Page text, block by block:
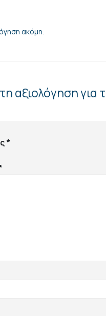
ακόμη.
αξιολόγηση
*